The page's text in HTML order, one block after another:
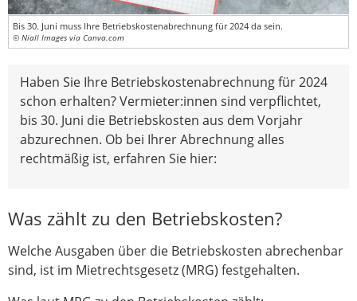
Bis 30. Juni muss Ihre Betriebskostenabrechnung für 2024 da sein.
© Niall Images via Canva.com
Haben Sie Ihre Betriebskostenabrechnung für 2024
schon erhalten? Vermieter:innen sind verpflichtet,
bis 30. Juni die Betriebskosten aus dem Vorjahr
abzurechnen. Ob bei Ihrer Abrechnung alles
rechtmäßig ist, erfahren Sie hier:
Was zählt zu den Betriebskosten?
Welche Ausgaben über die Betriebskosten abrechenbar
sind, ist im Mietrechtsgesetz (MRG) festgehalten.